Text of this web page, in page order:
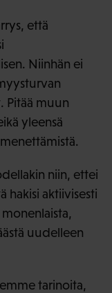
että
Niinhän ei
Pitää muun
yleensä
niin, ettei
hakisi aktiivisesti
uudelleen
tarinoita,